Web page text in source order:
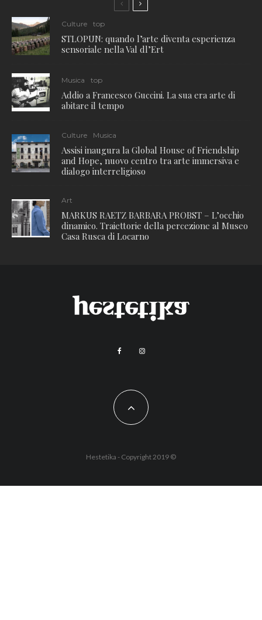
Culture top
STLOPUN: quando l’arte diventa esperienza
sensoriale nella Val dl’Ert
Musica top
Addio a Francesco Guccini. La sua era arte di
abitare il tempo
Culture Musica
Assisi inaugura la Global House of Friendship
and Hope, nuovo centro tra arte immersiva e
dialogo interreligioso
Art
MARKUS RAETZ BARBARA PROBST – L’occhio
dinamico. Traiettorie della percezione al Museo
Casa Rusca di Locarno
Hestetika - Copyright 2019 ©